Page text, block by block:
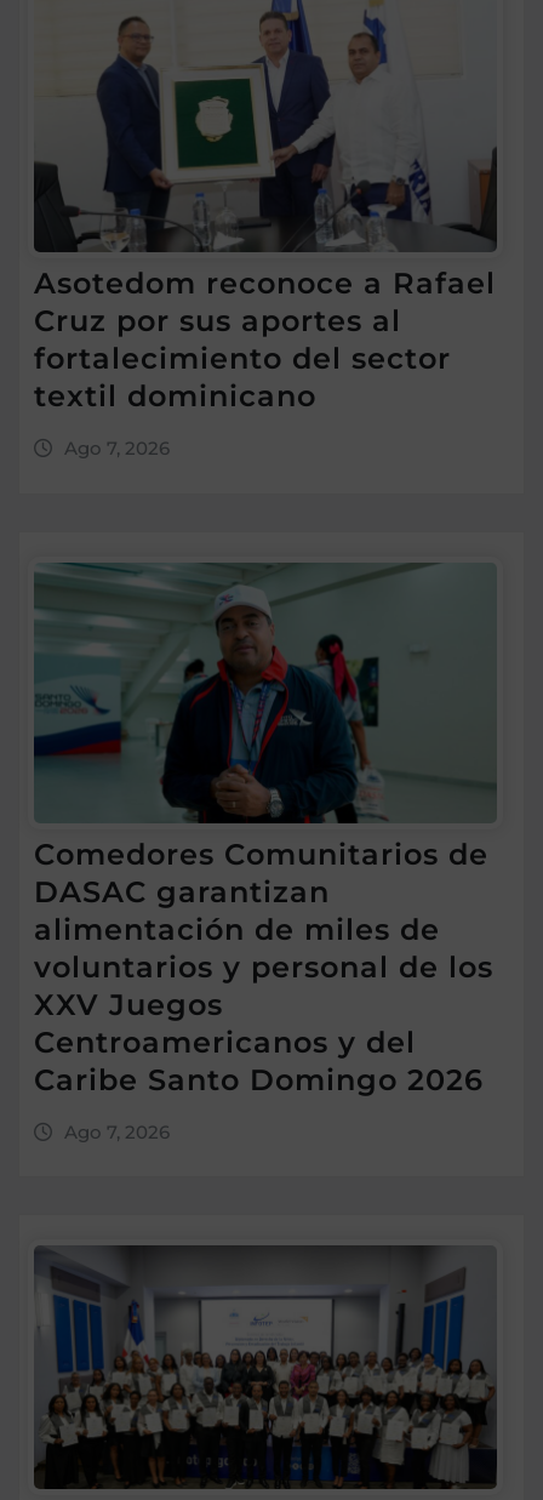
Asotedom reconoce a Rafael
Cruz por sus aportes al
fortalecimiento del sector
textil dominicano
Ago 7, 2026
Comedores Comunitarios de
DASAC garantizan
alimentación de miles de
voluntarios y personal de los
XXV Juegos
Centroamericanos y del
Caribe Santo Domingo 2026
Ago 7, 2026